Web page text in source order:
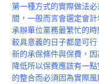
第一種方式的實際做法
間，一般而言會選定會
承辦單位業務最繁忙的
較具意義的日子都是可
新的承保條件與保費，
降低所以保費應該有一
的整合而必須因為實際